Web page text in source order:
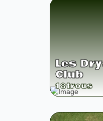
Les
Club
18trous